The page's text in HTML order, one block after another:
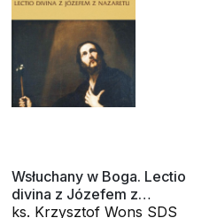
Wsłuchany w Boga. Lectio
divina z Józefem z
Nazaretu (CD-audiobook)
ks. Krzysztof Wons SDS